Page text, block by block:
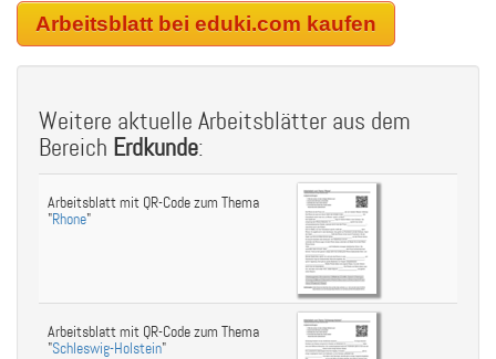
Arbeitsblatt bei eduki.com kaufen
Weitere aktuelle Arbeitsblätter aus dem
Bereich Erdkunde:
Arbeitsblatt mit QR-Code zum Thema
"Rhone"
Arbeitsblatt mit QR-Code zum Thema
"Schleswig-Holstein"